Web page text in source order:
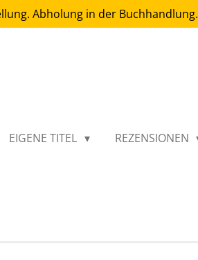
Abholung in der Buchhandlung.
EIGENE TITEL REZENSIONEN